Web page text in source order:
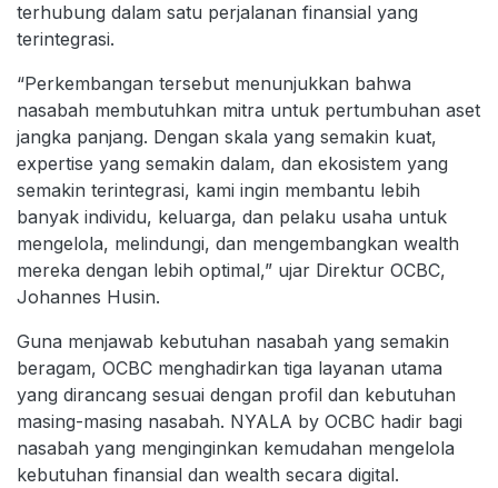
terhubung dalam satu perjalanan finansial yang
terintegrasi.
“Perkembangan tersebut menunjukkan bahwa
nasabah membutuhkan mitra untuk pertumbuhan aset
jangka panjang. Dengan skala yang semakin kuat,
expertise yang semakin dalam, dan ekosistem yang
semakin terintegrasi, kami ingin membantu lebih
banyak individu, keluarga, dan pelaku usaha untuk
mengelola, melindungi, dan mengembangkan wealth
mereka dengan lebih optimal,” ujar Direktur OCBC,
Johannes Husin.
Guna menjawab kebutuhan nasabah yang semakin
beragam, OCBC menghadirkan tiga layanan utama
yang dirancang sesuai dengan profil dan kebutuhan
masing-masing nasabah. NYALA by OCBC hadir bagi
nasabah yang menginginkan kemudahan mengelola
kebutuhan finansial dan wealth secara digital.